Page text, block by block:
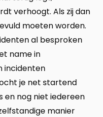
verhoogt. Als zij dan
moeten worden.
al besproken
name in
incidenten
je net startend
en nog niet iedereen
manier